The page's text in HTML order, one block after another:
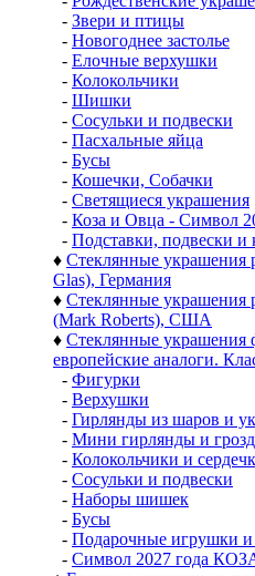
- Звери и птицы
- Новогоднее застолье
- Елочные верхушки
- Колокольчики
- Шишки
- Сосульки и подвески
- Пасхальные яйца
- Бусы
- Кошечки, Собачки
- Светящиеся украшения
- Коза и Овца - Символ
- Подставки, подвески
♦ Стеклянные украшения
Glas), Германия
♦ Стеклянные украшения
(Mark Roberts), США
♦ Стеклянные украшения
европейские аналоги.
- Фигурки
- Верхушки
- Гирлянды из шаров и
- Мини гирлянды и
- Колокольчики и
- Сосульки и подвески
- Наборы шишек
- Бусы
- Подарочные игрушки
- Символ 2027 года